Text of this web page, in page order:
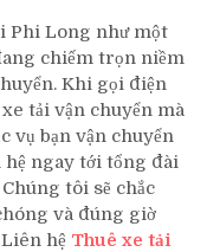
Phi Long như một
chiếm trọn niềm
Khi gọi điện
tải vận chuyển mà
vụ bạn vận chuyển
hệ ngay tới tổng đài
tôi sẽ chắc
và đúng giờ
hệ Thuê xe tải